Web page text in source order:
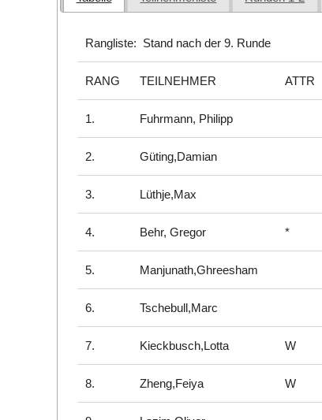
Rangliste: Stand nach der 9. Runde
RANG TEILNEHMER ATTR
1. Fuhrmann, Philipp
2. Güting,Damian
3. Lüthje,Max
4. Behr, Gregor *
5. Manjunath,Ghreesham
6. Tschebull,Marc
7. Kieckbusch,Lotta W
8. Zheng,Feiya W